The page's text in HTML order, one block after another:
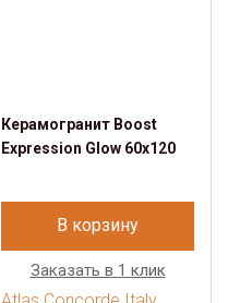
Керамогранит Boost
Expression Glow 60x120
В корзину
Заказать в 1 клик